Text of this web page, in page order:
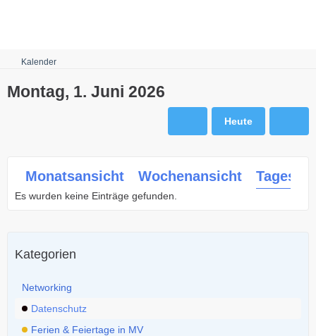
Kalender
Montag, 1. Juni 2026
Heute
Monatsansicht Wochenansicht
Es wurden keine Einträge gefunden.
Kategorien
Networking
Datenschutz
Ferien & Feiertage in MV